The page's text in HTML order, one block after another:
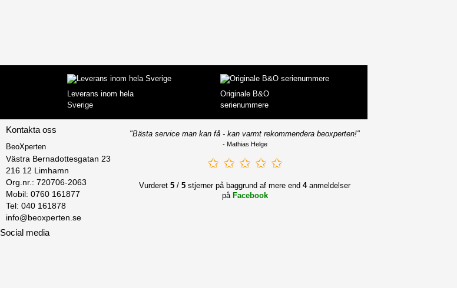
Leverans inom hela
Sverige
Originale B&O
serienummere
Kontakta oss
BeoXperten
Västra Bernadottesgatan 23
216 12 Limhamn
Org.nr.: 720706-2063
Mobil: 0760 161877
Tel: 040 161878
info@beoxperten.se
"Bästa service man kan få - kan varmt rekommendera beoxperten!"
- Mathias Helge
✩ ✩ ✩ ✩ ✩
Vurderet5 /5 stjerner på baggrund af mere end4anmeldelser
på Facebook
Social media